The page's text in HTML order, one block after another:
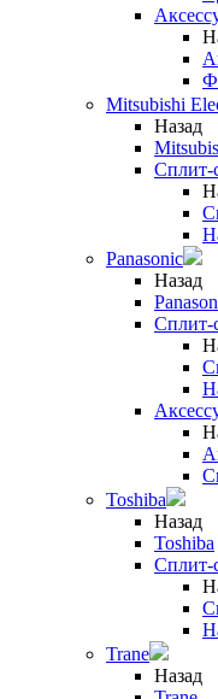
Mitsubishi
Назад
Сплит-
Panasonic
Назад
Сплит-
Toshiba
Назад
Toshiba
Сплит-
Trane
Назад